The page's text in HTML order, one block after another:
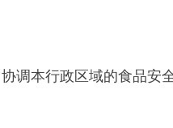
本行政区域的食品安